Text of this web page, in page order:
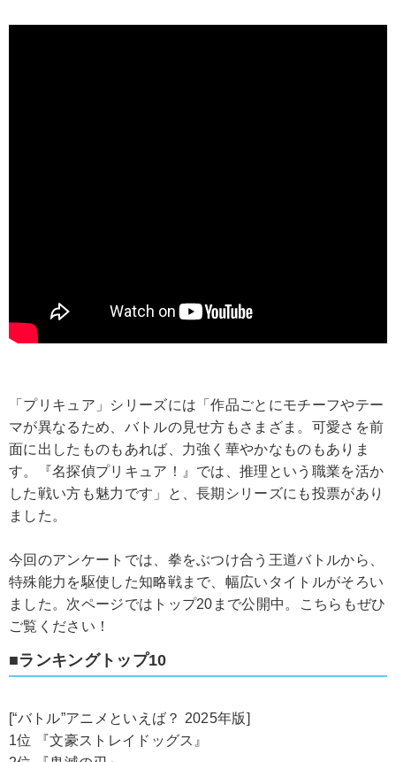
「プリキュア」シリーズには「作品ごとにモチーフやテー
マが異なるため、バトルの見せ方もさまざま。可愛さを前
面に出したものもあれば、力強く華やかなものもありま
す。『名探偵プリキュア！』では、推理という職業を活か
した戦い方も魅力です」と、長期シリーズにも投票があり
ました。
今回のアンケートでは、拳をぶつけ合う王道バトルから、
特殊能力を駆使した知略戦まで、幅広いタイトルがそろい
ました。次ページではトップ20まで公開中。こちらもぜひ
ご覧ください！
■ランキングトップ10
[“バトル”アニメといえば？ 2025年版]
1位 『文豪ストレイドッグス』